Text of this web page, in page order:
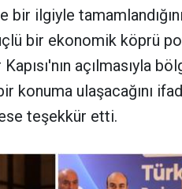
ilgiyle
bir ekonomik köprü
açılmasıyla
konuma ulaşacağını
teşekkür etti.